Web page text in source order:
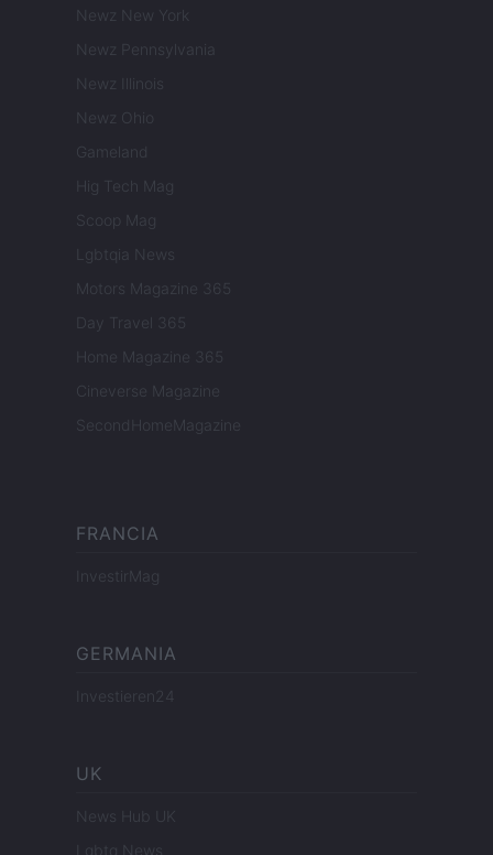
Newz New York
Newz Pennsylvania
Newz Illinois
Newz Ohio
Gameland
Hig Tech Mag
Scoop Mag
Lgbtqia News
Motors Magazine 365
Day Travel 365
Home Magazine 365
Cineverse Magazine
SecondHomeMagazine
FRANCIA
InvestirMag
GERMANIA
Investieren24
UK
News Hub UK
Lgbtq News